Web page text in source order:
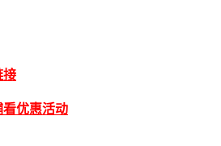
接
看优惠活动